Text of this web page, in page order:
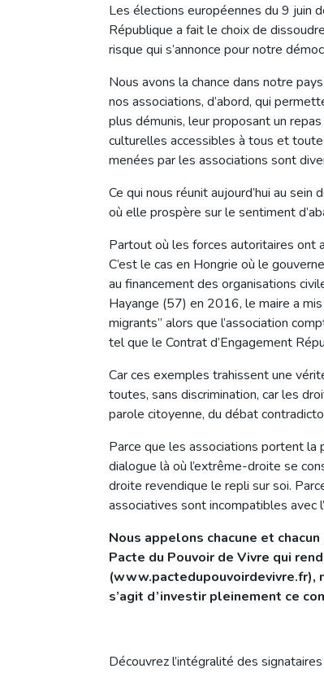
Les élections européennes du 9 juin
République a fait le choix de
risque qui s’annonce pour notre
Nous avons la chance dans notre
nos associations, d’abord, qui
plus démunis, leur proposant un
culturelles accessibles à tous et
menées par les associations sont
Ce qui nous réunit aujourd’hui au
où elle prospère sur le sentiment
Partout où les forces autoritaires ont
C’est le cas en Hongrie où le
au financement des organisations
Hayange (57) en 2016, le maire a
migrants” alors que l’association
tel que le Contrat d’Engagement
Car ces exemples trahissent une
toutes, sans discrimination, car les
parole citoyenne, du débat
Parce que les associations portent la
dialogue là où l’extrême-droite se
droite revendique le repli sur soi.
associatives sont incompatibles avec
Nous appelons chacune et
Pacte du Pouvoir de Vivre qui
(www.pactedupouvoirdevivre.fr),
s’agit d’investir pleinement ce
Découvrez l’intégralité des signataires